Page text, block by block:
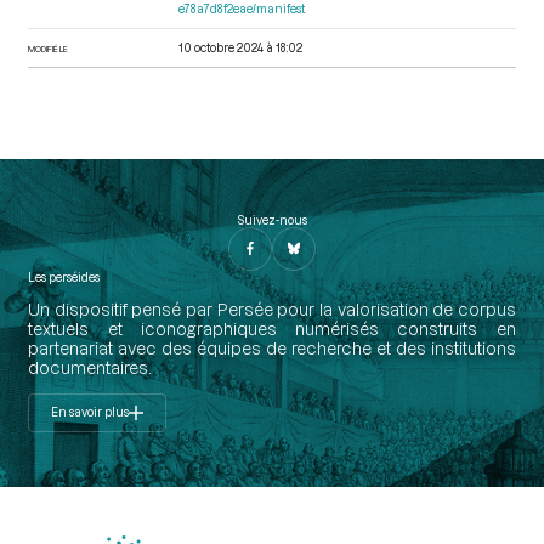
e78a7d8f2eae/manifest
MODIFIÉ LE 10 octobre 2024 à 18:02
Suivez-nous
Les perséides
Un dispositif pensé par Persée pour la valorisation de corpus
textuels et iconographiques numérisés construits en
partenariat avec des équipes de recherche et des institutions
documentaires.
En savoir plus